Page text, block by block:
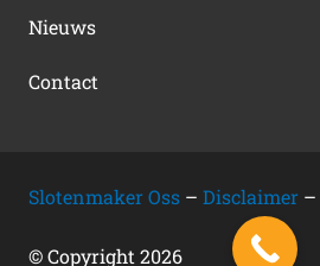
Nieuws
Contact
Slotenmaker Oss – Disclaimer –
© Copyright 2026